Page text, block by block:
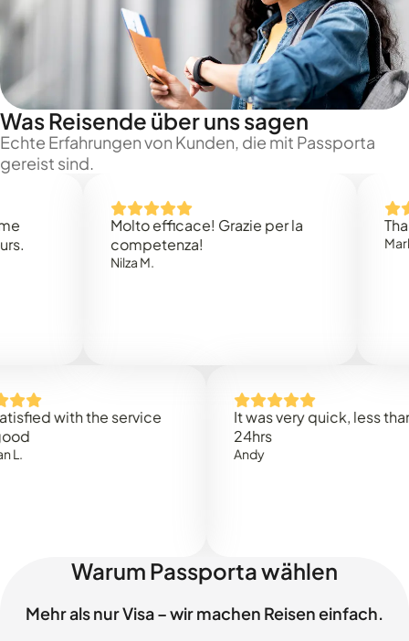
Was Reisende über uns sagen
Echte Erfahrungen von Kunden, die mit Passporta
gereist sind.
Molto efficace! Grazie per la
competenza!
Nilza M.
Thank
Mark N.
with the service
It was very quick, less than
Warum Passporta wählen
Mehr als nur Visa – wir machen Reisen einfach.